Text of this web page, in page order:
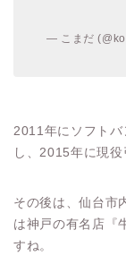
— こまだ
2011年にソフト
し、2015年に現役
その後は、仙台市
は神戸の有名店『
すね。